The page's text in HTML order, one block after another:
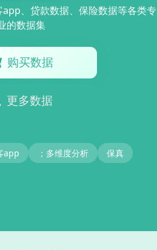
、贷款数据、保险数据等各类专
的数据集
购买数据
更多数据
app ；多维度分析 保真